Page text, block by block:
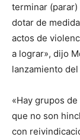
terminar
dotar de
actos de
a lograr», dijo
lanzamiento
«Hay grupos
que no son
con